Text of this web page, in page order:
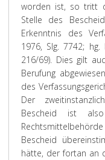
worden ist, so tritt
Stelle des
Erkenntnis des
1976, Slg. 7742;
216/69). Dies gilt
Berufung
des
Der
Bescheid ist
Bescheid
hätte, der fortan an